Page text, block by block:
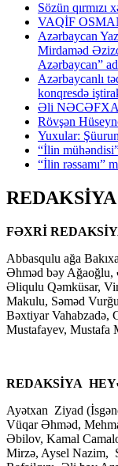
Sözün qırmızı
VAQİF
Azərbaycan
Mirdaməd
Azərbaycan”
Azərbaycanlı
konqresdə
Əli
Rövşən
Yuxular:
“İlin
“İlin rəssamı”
FƏXRİ
Abbasqulu ağa
Əhməd bəy Ağaoğlu,
Əliqulu Qəmküsar,
Makulu, Səməd
Bəxtiyar Vahabzadə,
Mustafayev,
REDAKSİYA
Ayətxan Ziyad
Vüqar Əhməd,
Əbilov, Kamal
Mirzə, Aysel Nazim,